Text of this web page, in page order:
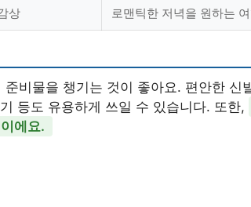
상 로맨틱한 저녁을 원하는
비물을 챙기는 것이 좋아요. 편안한 신
등도 유용하게 쓰일 수 있습니다. 또한,
에요.